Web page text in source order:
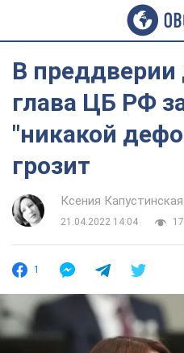
В преддверии
глава ЦБ РФ
"никакой
грозит
Ксения Капустинская
21.04.2022 14:04
1